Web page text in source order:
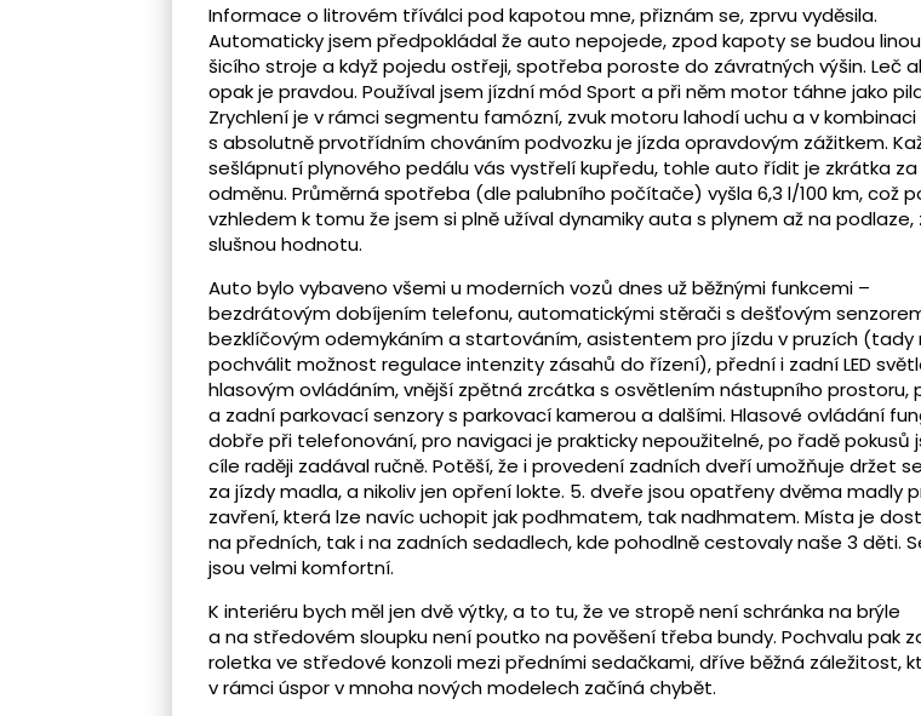
Informace o litrovém tříválci pod kapotou mne, přiznám se, zprvu vyděsila.
Automaticky jsem předpokládal že auto nepojede, zpod kapoty se budou
šicího stroje a když pojedu ostřeji, spotřeba poroste do závratných výšin. Leč
opak je pravdou. Používal jsem jízdní mód Sport a při něm motor táhne jako
Zrychlení je v rámci segmentu famózní, zvuk motoru lahodí uchu a v kombinaci
s absolutně prvotřídním chováním podvozku je jízda opravdovým zážitkem.
sešlápnutí plynového pedálu vás vystřelí kupředu, tohle auto řídit je zkrátka za
odměnu. Průměrná spotřeba (dle palubního počítače) vyšla 6,3 l/100 km, což
vzhledem k tomu že jsem si plně užíval dynamiky auta s plynem až na podlaze,
slušnou hodnotu.
Auto bylo vybaveno všemi u moderních vozů dnes už běžnými funkcemi –
bezdrátovým dobíjením telefonu, automatickými stěrači s dešťovým
bezklíčovým odemykáním a startováním, asistentem pro jízdu v pruzích (tady
pochválit možnost regulace intenzity zásahů do řízení), přední i zadní LED
hlasovým ovládáním, vnější zpětná zrcátka s osvětlením nástupního prostoru,
a zadní parkovací senzory s parkovací kamerou a dalšími. Hlasové ovládání
dobře při telefonování, pro navigaci je prakticky nepoužitelné, po řadě pokusů
cíle raději zadával ručně. Potěší, že i provedení zadních dveří umožňuje držet se
za jízdy madla, a nikoliv jen opření lokte. 5. dveře jsou opatřeny dvěma madly
zavření, která lze navíc uchopit jak podhmatem, tak nadhmatem. Místa je
na předních, tak i na zadních sedadlech, kde pohodlně cestovaly naše 3 děti.
jsou velmi komfortní.
K interiéru bych měl jen dvě výtky, a to tu, že ve stropě není schránka na brýle
a na středovém sloupku není poutko na pověšení třeba bundy. Pochvalu pak
roletka ve středové konzoli mezi předními sedačkami, dříve běžná záležitost,
v rámci úspor v mnoha nových modelech začíná chybět.